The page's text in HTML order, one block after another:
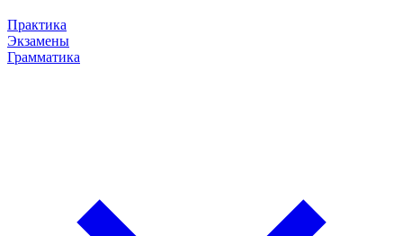
Практика
Экзамены
Грамматика